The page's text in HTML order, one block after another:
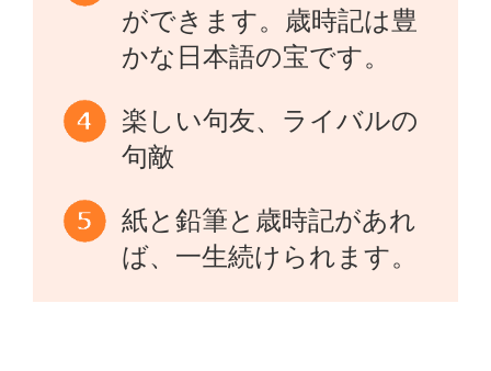
ができます。歳時記は豊
かな日本語の宝です。
楽しい句友、ライバルの
句敵
紙と鉛筆と歳時記があれ
ば、一生続けられます。